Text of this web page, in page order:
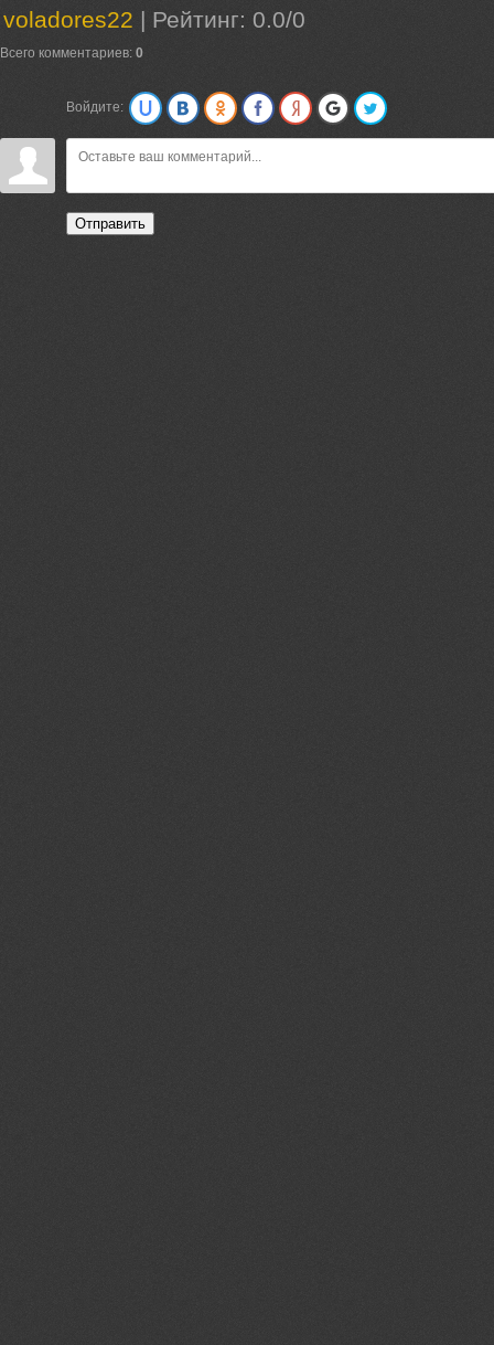
voladores22 | Рейтинг: 0.0/0
Всего комментариев: 0
Войдите:
Отправить